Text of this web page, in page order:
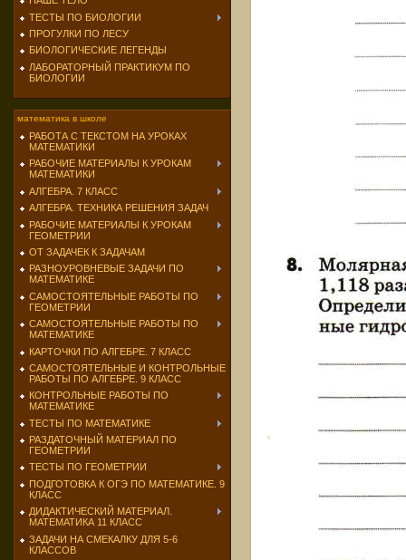
ТЕСТЫ ПО БИОЛОГИИ
ПРОГУЛКИ ПО ЛЕСУ
БИОЛОГИЧЕСКИЕ ЛЕГЕНДЫ
ЛАБОРАТОРНЫЙ ПРАКТИКУМ ПО
БИОЛОГИИ
математика в школе
РАБОТА С ТЕКСТОМ НА УРОКАХ
МАТЕМАТИКИ
РАБОЧИЕ МАТЕРИАЛЫ К УРОКАМ
МАТЕМАТИКИ
АЛГЕБРА. 7 КЛАСС
АЛГЕБРА. ТЕХНИКА РЕШЕНИЯ ЗАДАЧ
РАБОЧИЕ МАТЕРИАЛЫ К УРОКАМ
ГЕОМЕТРИИ
ОТ ЗАДАЧЕК К ЗАДАЧАМ
РАЗНОУРОВНЕВЫЕ ЗАДАЧИ ПО
МАТЕМАТИКЕ
САМОСТОЯТЕЛЬНЫЕ РАБОТЫ ПО
ГЕОМЕТРИИ
САМОСТОЯТЕЛЬНЫЕ РАБОТЫ ПО
МАТЕМАТИКЕ
КАРТОЧКИ ПО АЛГЕБРЕ. 7 КЛАСС
САМОСТОЯТЕЛЬНЫЕ И КОНТРОЛЬНЫЕ
РАБОТЫ ПО АЛГЕБРЕ. 9 КЛАСС
КОНТРОЛЬНЫЕ РАБОТЫ ПО
МАТЕМАТИКЕ
ТЕСТЫ ПО МАТЕМАТИКЕ
РАЗДАТОЧНЫЙ МАТЕРИАЛ ПО
ГЕОМЕТРИИ
ТЕСТЫ ПО ГЕОМЕТРИИ
ПОДГОТОВКА К ОГЭ ПО МАТЕМАТИКЕ. 9
КЛАСС
ДИДАКТИЧЕСКИЙ МАТЕРИАЛ.
МАТЕМАТИКА 11 КЛАСС
ЗАДАЧИ НА СМЕКАЛКУ ДЛЯ 5-6
КЛАССОВ